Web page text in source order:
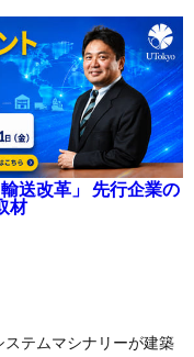
送改革」 先行企業の
材
テムマシナリーが建築